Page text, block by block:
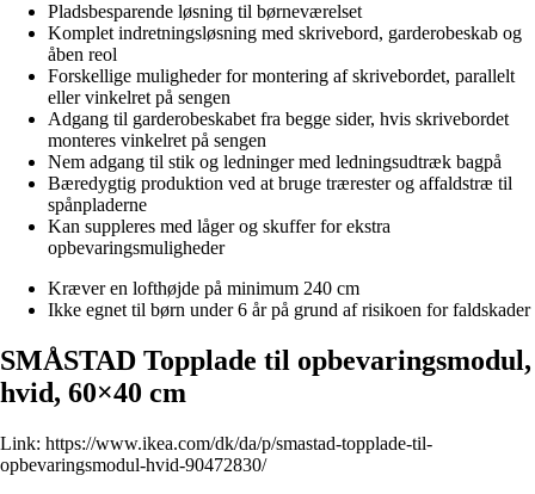
Pladsbesparende løsning til børneværelset
Komplet indretningsløsning med skrivebord, garderobeskab og
åben reol
Forskellige muligheder for montering af skrivebordet, parallelt
eller vinkelret på sengen
Adgang til garderobeskabet fra begge sider, hvis skrivebordet
monteres vinkelret på sengen
Nem adgang til stik og ledninger med ledningsudtræk bagpå
Bæredygtig produktion ved at bruge trærester og affaldstræ til
spånpladerne
Kan suppleres med låger og skuffer for ekstra
opbevaringsmuligheder
Kræver en lofthøjde på minimum 240 cm
Ikke egnet til børn under 6 år på grund af risikoen for faldskader
SMÅSTAD Topplade til opbevaringsmodul,
hvid, 60×40 cm
Link: https://www.ikea.com/dk/da/p/smastad-topplade-til-
opbevaringsmodul-hvid-90472830/